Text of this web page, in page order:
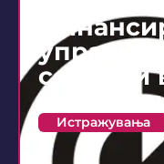
сервиси
Истражувања